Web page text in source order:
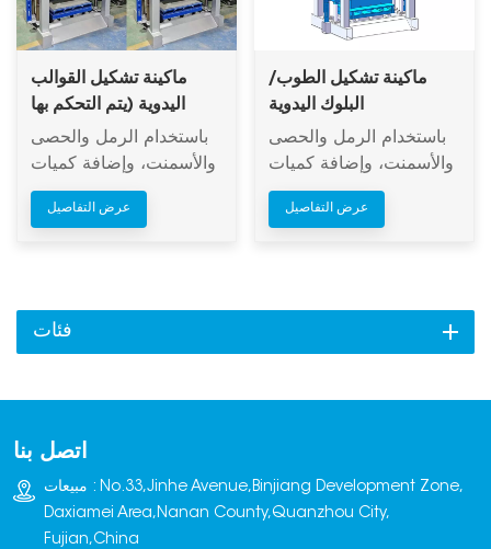
ماكينة تشكيل القوالب
اليدوية (يتم التحكم بها
بواسطة أزرار)
باستخدام الرمل والحصى
والأسمنت، وإضافة كميات
كبيرة من الرماد المتطاير،
والخبث، وخبث الصلب،
أنواعًا مختلفة من قوالب
يشبه الحجر، وقوالب
أرضيات، وقوالب سدود،
وقوالب متشابكة، وأحجار
أرصفة، وغيرها من
القوالب. كما يمكننا إضافة
عرض التفاصيل
ماكينة تشكيل الطوب/
البلوك اليدوية
باستخدام الرمل والحصى
والأسمنت، وإضافة كميات
كبيرة من الرماد المتطاير،
والخبث، وخبث الصلب،
يشبه الحجر، وقوالب
وقوالب متشابكة، وأحجار
أرصفة، وغيرها من
عرض التفاصيل
فئات
اتصل بنا
مبيعات : No.33,Jinhe Avenue,Binjiang Development Zone,
Daxiamei Area,Nanan County,Quanzhou City,
Fujian,China